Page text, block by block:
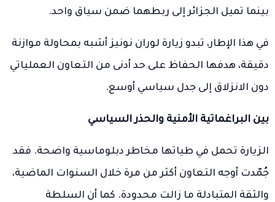
بينما تميل الجزائر إلى ربطهما ضمن سياق واحد.
في هذا الإطار، تبدو زيارة لوران نونيز أشبه بمحاولة موازنة
دقيقة، هدفها الحفاظ على حد أدنى من التعاون العملياتي
دون الانزلاق إلى جدل سياسي أوسع.
بين البراغماتية الأمنية والحذر السياسي
الزيارة تحمل في طياتها مخاطر دبلوماسية واضحة. فقد
جُمّدت أوجه التعاون أكثر من مرة خلال السنوات الماضية،
والثقة المتبادلة ما زالت محدودة. كما أن السلطة